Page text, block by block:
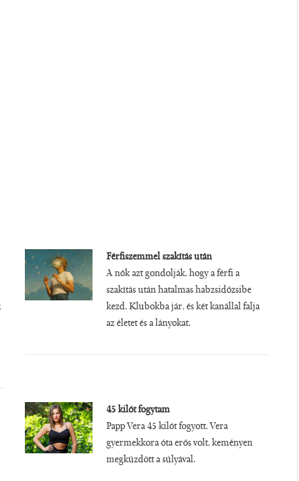
Férfiszemmel szakítás után
A nők azt gondolják, hogy a férfi a
szakítás után hatalmas habzsidőzsibe
kezd. Klubokba jár, és két kanállal falja
az életet és a lányokat.
45 kilót fogytam
Papp Vera 45 kilót fogyott. Vera
gyermekkora óta erős volt, keményen
megküzdött a súlyával.